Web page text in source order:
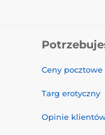
Ceny pocztowe
Targ erotyczny
Opinie